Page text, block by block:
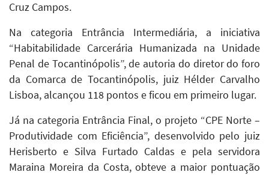
Cruz Campos.
Na categoria Entrância Intermediária, a iniciativa
“Habitabilidade Carcerária Humanizada na Unidade
Penal de Tocantinópolis”, de autoria do diretor do foro
da Comarca de Tocantinópolis, juiz Hélder Carvalho
Lisboa, alcançou 118 pontos e ficou em primeiro lugar.
Já na categoria Entrância Final, o projeto “CPE Norte –
Produtividade com Eficiência”, desenvolvido pelo juiz
Herisberto e Silva Furtado Caldas e pela servidora
Maraina Moreira da Costa, obteve a maior pontuação